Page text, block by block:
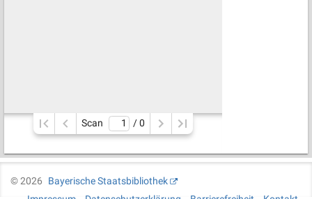
Scan / 0
©2026
Bayerische Staatsbibliothek